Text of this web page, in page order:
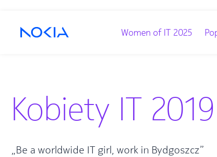
Women of IT 2025
Kobiety IT 2019
„Be a worldwide IT girl, work in Bydgoszcz”